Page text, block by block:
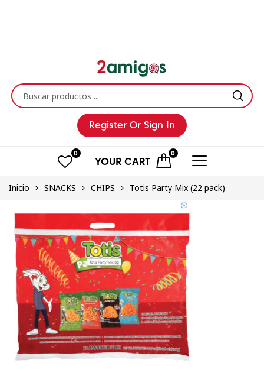
Register Or Sign In
0 0
YOUR CART
Inicio SNACKS CHIPS Totis Party Mix (22 pack)